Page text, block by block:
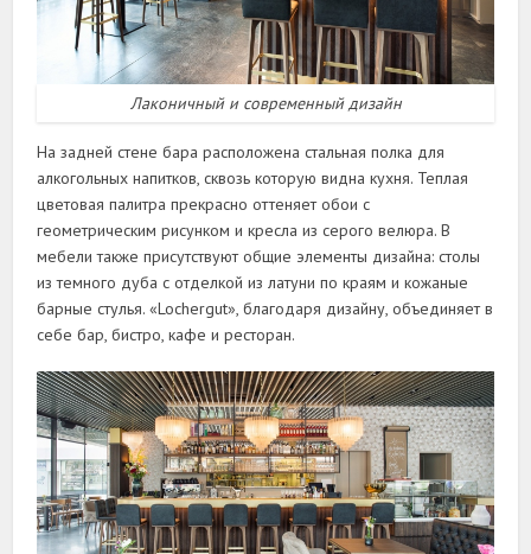
Лаконичный и современный дизайн
На задней стене бара расположена стальная полка для
алкогольных напитков, сквозь которую видна кухня. Теплая
цветовая палитра прекрасно оттеняет обои с
геометрическим рисунком и кресла из серого велюра. В
мебели также присутствуют общие элементы дизайна: столы
из темного дуба с отделкой из латуни по краям и кожаные
барные стулья. «Lochergut», благодаря дизайну, объединяет в
себе бар, бистро, кафе и ресторан.